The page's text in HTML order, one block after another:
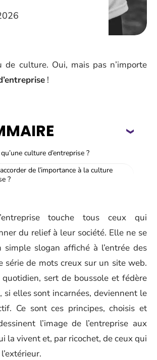
de culture. Oui, mais pas n’importe
!
culture d’entreprise ?
de l’importance à la culture
?
touche tous ceux qui
du relief à leur société. Elle ne se
slogan affiché à l’entrée des
série de mots creux sur un site web.
sert de boussole et fédère
si elles sont incarnées, deviennent le
Ce sont ces principes, choisis et
l’image de l’entreprise aux
la vivent et, par ricochet, de ceux qui